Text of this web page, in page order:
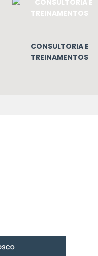
CONSULTORIA E
TREINAMENTOS